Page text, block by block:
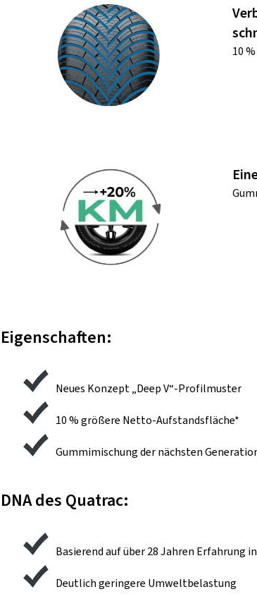
10
Eigenschaften:
Neues Konzept „Deep V“-Profilmuster
10 % größere Netto-Aufstandsfläche*
Gummimischung der nächsten
DNA des Quatrac:
Basierend auf über 28 Jahren Erfahrung
Deutlich geringere Umweltbelastung